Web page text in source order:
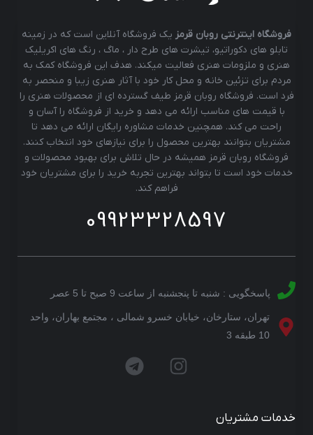
فروشگاه اینترنتی روبان قرمز یک فروشگاه آنلاین است که در زمینه
تابلو های دکوراتیو، تیشرت های طرح دار ، ماگ ، رنگ های اکریلیک
هنری و ملزومات هنری فعالیت میکند. هدف این فروشگاه کمک به
مردم برای تزئین خانه و محل کار خود با آثار هنری زیبا و منحصر به
فرد است. فروشگاه روبان قرمز طیف گسترده ای از محصولات هنری را
با قیمت های مناسب ارائه می دهد و خرید از فروشگاه را آسان و
راحت می کند. همچنین خدمات مشاوره رایگان ارائه می دهد تا
مشتریان بتوانند بهترین محصول را برای نیازهای خود انتخاب کنند.
فروشگاه روبان قرمز همیشه در حال تلاش برای بهبود محصولات و
خدمات خود است تا بتواند بهترین تجربه خرید را برای مشتریان خود
فراهم کند.
09923328597
پاسخگویی : شنبه تا پنجشنبه از ساعت 9 صبح تا 5 عصر
تهران، ستارخان، خیابان خسرو شمالی ، مجتمع بهاران، واحد
10 طبقه 3
خدمات مشتریان